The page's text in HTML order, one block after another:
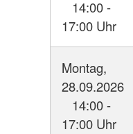
14:00 -
17:00 Uhr
Montag,
28.09.2026
14:00 -
17:00 Uhr